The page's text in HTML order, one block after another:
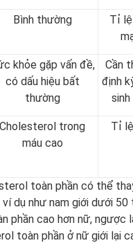
Bình thường
Tỉ
khỏe gặp vấn đề,
có dấu hiệu bất
thường
Cần
định
sinh
Cholesterol trong
máu cao
Tỉ
toàn phần có thể
dụ như nam giới dưới
phần cao hơn nữ, ngược
toàn phần ở nữ giới lại